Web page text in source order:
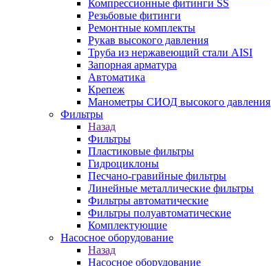
Компрессионные фитинги SS
Резьбовые фитинги
Ремонтные комплекты
Рукав высокого давления
Труба из нержавеющий стали AISI
Запорная арматура
Автоматика
Крепеж
Манометры СИОД высокого давления
Фильтры
Назад
Фильтры
Пластиковые фильтры
Гидроциклоны
Песчано-гравийные фильтры
Линейные металлические фильтры
Фильтры автоматические
Фильтры полуавтоматические
Комплектующие
Насосное оборудование
Назад
Насосное оборудование